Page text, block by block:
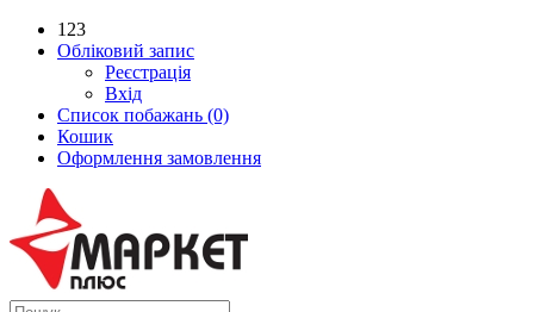
123
Обліковий запис
Реєстрація
Вхід
Список побажань (0)
Кошик
Оформлення замовлення